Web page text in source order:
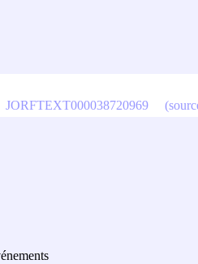
JORFTEXT000038720969